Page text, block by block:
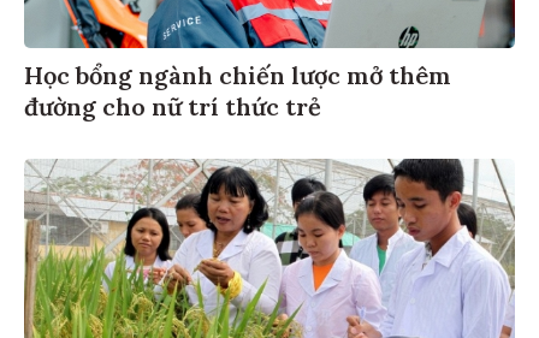
Học bổng ngành chiến lược mở thêm
đường cho nữ trí thức trẻ